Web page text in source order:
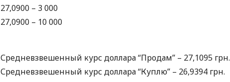
27,0900 – 3 000
27,0900 – 10 000
Средневзвешенный курс доллара “Продам” – 27,1095 грн.
Средневзвешенный курс доллара “Куплю” – 26,9394 грн.